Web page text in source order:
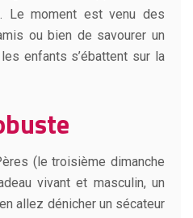
Le moment est venu des
ou bien de savourer un
enfants s’ébattent sur la
(le troisième dimanche
vivant et masculin, un
allez dénicher un sécateur